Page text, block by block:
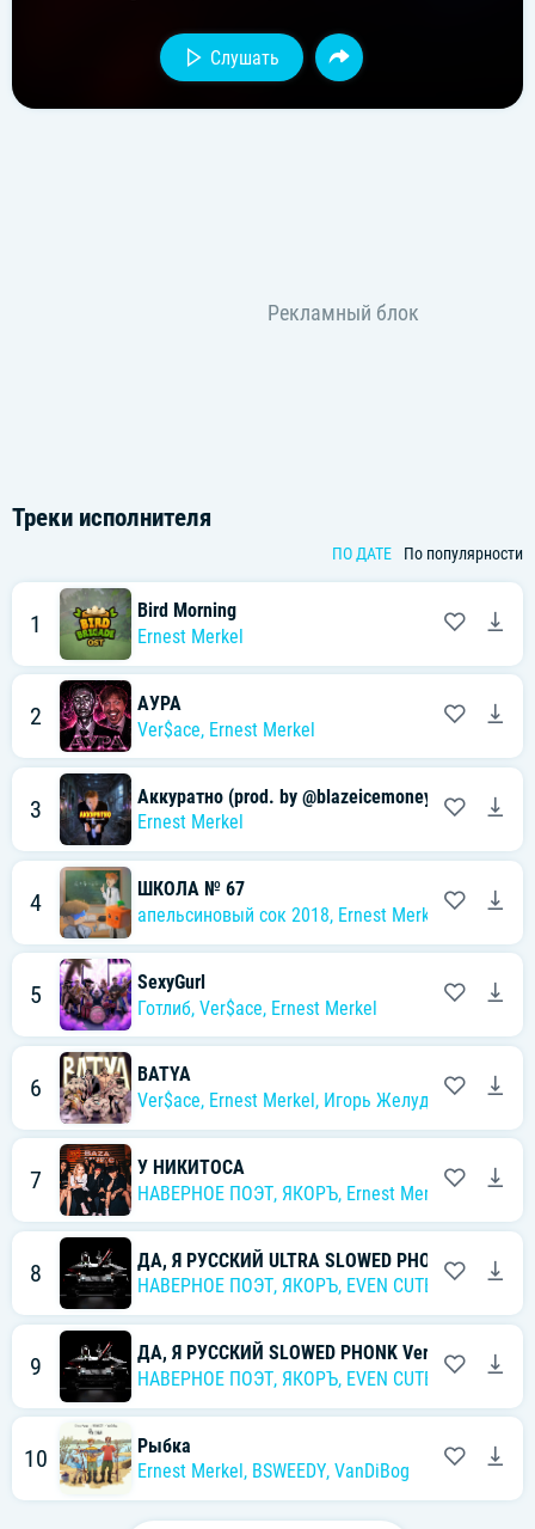
Слушать
Треки исполнителя
ПО ДАТЕ По популярности
1
Bird Morning
Ernest Merkel
2
АУРА
Ver$ace, Ernest Merkel
3
Аккуратно (prod. by @blazeicemoney)
Ernest Merkel
4
ШКОЛА № 67
апельсиновый сок 2018, Ernest Merkel ,BASHM4K
5
SexyGurl
Готлиб, Ver$ace, Ernest Merkel
6
BATYA
Ver$ace, Ernest Merkel , Игорь Желудок , Ksenon
7
У НИКИТОСА
НАВЕРНОЕ ПОЭТ, ЯКОРЪ, Ernest Merkel
8
ДА, Я РУССКИЙ ULTRA SLOWED PHONK Version
НАВЕРНОЕ ПОЭТ, ЯКОРЪ, EVEN CUTE Ernest
9
ДА, Я РУССКИЙ SLOWED PHONK Version
НАВЕРНОЕ ПОЭТ, ЯКОРЪ, EVEN CUTE Ernest
10
Рыбка
Ernest Merkel , BSWEEDY, VanDiBog